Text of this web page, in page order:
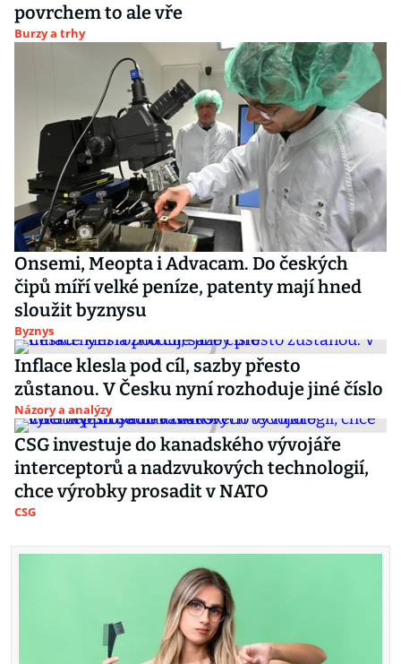
povrchem to ale vře
Burzy a trhy
Onsemi, Meopta i Advacam. Do českých
čipů míří velké peníze, patenty mají hned
sloužit byznysu
Byznys
Inflace klesla pod cíl, sazby přesto
zůstanou. V Česku nyní rozhoduje jiné číslo
Názory a analýzy
CSG investuje do kanadského vývojáře
interceptorů a nadzvukových technologií,
chce výrobky prosadit v NATO
CSG